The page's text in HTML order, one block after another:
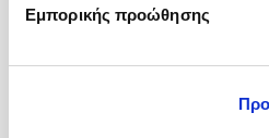
Εμπορικής προώθησης